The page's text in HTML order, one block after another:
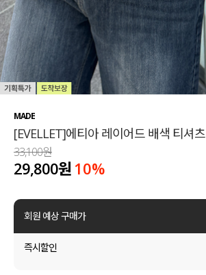
하객룩
살안타템
110사이즈
티셔츠
팬츠
셔츠
원피스
원피스
언더웨어
MADE
[EVELLET]에티아 레이어드 배색 티셔츠
33,100원
29,800원 10%
회원 예상 구매가
즉시할인